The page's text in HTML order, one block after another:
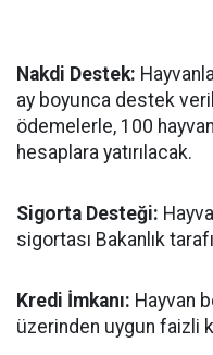
Nakdi Destek:
ay boyunca destek
ödemelerle, 100
hesaplara yatırılacak.
Sigorta Desteği:
sigortası Bakanlık
Kredi İmkanı: Hayvan
üzerinden uygun faizli